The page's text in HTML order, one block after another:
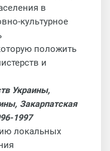
в
культурное
положить
и
Украины,
Закарпатская
1997
локальных